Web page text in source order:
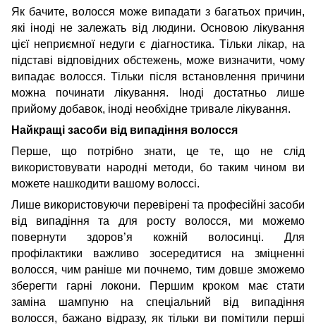
Як бачите, волосся може випадати з багатьох причин,
які іноді не залежать від людини. Основою лікування
цієї неприємної недуги є діагностика. Тільки лікар, на
підставі відповідних обстежень, може визначити, чому
випадає волосся. Тільки після встановлення причини
можна починати лікування. Іноді достатньо лише
прийому добавок, іноді необхідне тривале лікування.
Найкращі засоби від випадіння волосся
Перше, що потрібно знати, це те, що не слід
використовувати народні методи, бо таким чином ви
можете нашкодити вашому волоссі.
Лише використовуючи перевірені та професійні засоби
від випадіння та для росту волосся, ми можемо
повернути здоров’я кожній волосинці. Для
профілактики важливо зосередитися на зміцненні
волосся, чим раніше ми почнемо, тим довше зможемо
зберегти гарні локони. Першим кроком має стати
заміна шампуню на спеціальний від випадіння
волосся, бажано відразу, як тільки ви помітили перші